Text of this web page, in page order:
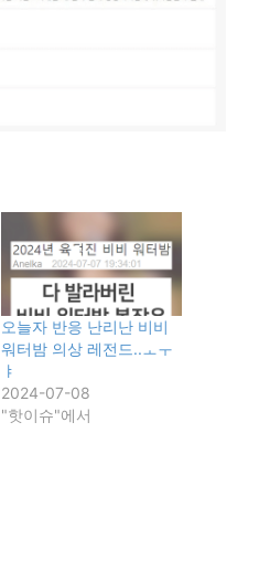
오늘자 반응 난리난 비비
워터밤 의상 레전드..ㅗㅜ
ㅑ
2024-07-08
"핫이슈"에서